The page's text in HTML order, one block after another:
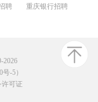
聘
重庆银行招聘
2026
-5）
许可证